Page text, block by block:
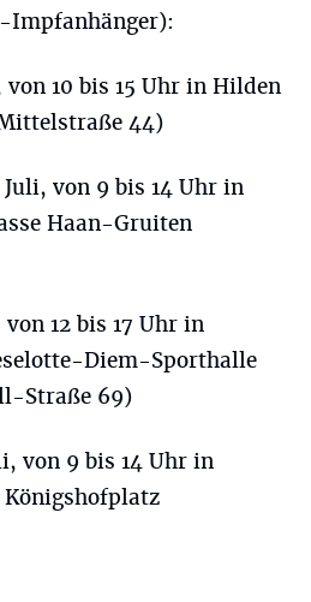
Impfanhänger):
von 10 bis 15 Uhr in Hilden
44)
von 9 bis 14 Uhr in
Haan-Gruiten
12 bis 17 Uhr in
Diem-Sporthalle
Straße 69)
von 9 bis 14 Uhr in